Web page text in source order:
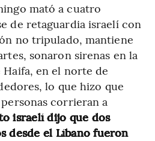
mató a cuatro
de retaguardia israelí con
no tripulado, mantiene
sonaron sirenas en la
en el norte de
lo que hizo que
corrieran a
israelí dijo que dos
desde el Líbano fueron